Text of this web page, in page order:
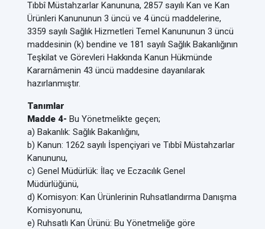
Tıbbî Müstahzarlar Kanununa, 2857 sayılı Kan ve Kan
Ürünleri Kanununun 3 üncü ve 4 üncü maddelerine,
3359 sayılı Sağlık Hizmetleri Temel Kanununun 3 üncü
maddesinin (k) bendine ve 181 sayılı Sağlık Bakanlığının
Teşkilat ve Görevleri Hakkında Kanun Hükmünde
Kararnâmenin 43 üncü maddesine dayanılarak
hazırlanmıştır.
Tanımlar
Madde 4- Bu Yönetmelikte geçen;
a) Bakanlık: Sağlık Bakanlığını,
b) Kanun: 1262 sayılı İspençiyari ve Tıbbî Müstahzarlar
Kanununu,
c) Genel Müdürlük: İlaç ve Eczacılık Genel
Müdürlüğünü,
d) Komisyon: Kan Ürünlerinin Ruhsatlandırma Danışma
Komisyonunu,
e) Ruhsatlı Kan Ürünü: Bu Yönetmeliğe göre